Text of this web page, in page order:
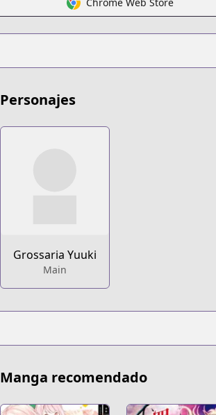
https://www.mangaupdates.com/
novelUpdates
novelUpdates
Book☆Walker
https://bookwalker.jp/series/299810/list
Personajes
Grossaria Yuuki
Main
Manga recomendado